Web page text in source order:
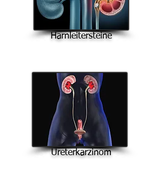
Harnleitersteine
Ureterkarzinom